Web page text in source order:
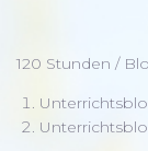
120 Stunden /